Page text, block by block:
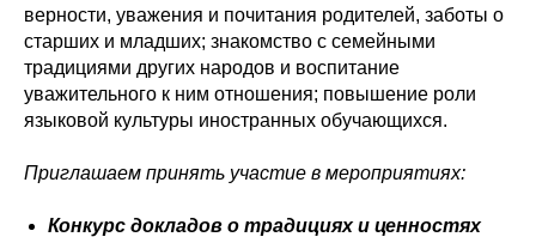
верности, уважения и почитания родителей, заботы о
старших и младших; знакомство с семейными
традициями других народов и воспитание
уважительного к ним отношения; повышение роли
языковой культуры иностранных обучающихся.
Приглашаем принять участие в мероприятиях:
Конкурс докладов о традициях и ценностях